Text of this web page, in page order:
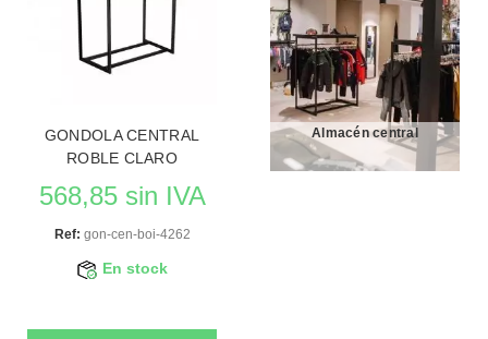
GONDOLA CENTRAL
ROBLE CLARO
568,85 sin IVA
Ref: gon-cen-boi-4262
En stock
Almacén central